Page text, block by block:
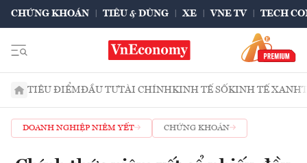
CHỨNG KHOÁN TIÊU & DÙNG XE VNE TV TECH
TIÊU ĐIỂMĐẦU TƯTÀI CHÍNHKINH TẾ SỐKINH TẾ XANH
DOANH NGHIỆP NIÊM YẾT CHỨNG KHOÁN